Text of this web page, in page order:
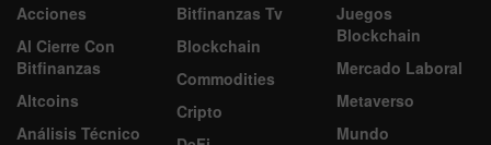
Acciones
Al Cierre Con
Bitfinanzas
Altcoins
Análisis Técnico
Bitfinanzas Tv
Blockchain
Commodities
Cripto
Juegos
Blockchain
Mercado Laboral
Metaverso
Mundo